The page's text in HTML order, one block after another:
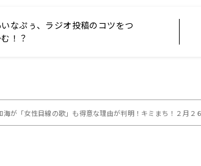
いなぷぅ、ラジオ投稿のコツをつ
！？
海が「女性目線の歌」も得意な理由が判明！キミまち！２月２